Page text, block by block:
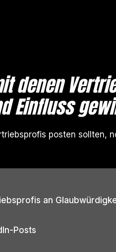
denen
Einfluss
posten sollten,
an
Posts